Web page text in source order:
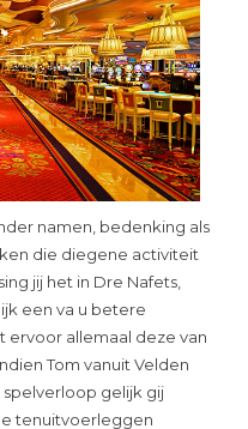
namen, bedenking als
die diegene activiteit
jij het in Dre Nafets,
een va u betere
ervoor allemaal deze van
Tom vanuit Velden
gelijk gij
tenuitvoerleggen